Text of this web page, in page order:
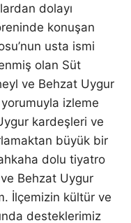
dolayı
konuşan
usta ismi
olan Süt
ve Behzat Uygur
izleme
kardeşleri ve
büyük bir
dolu tiyatro
Behzat Uygur
İlçemizin kültür ve
desteklerimiz